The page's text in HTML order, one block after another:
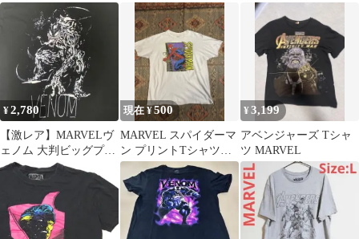
シャツ S
¥2,780
【激レア】MARVELヴ
ェノム 大判ビッグプリ
ント Tシャツ L 黒
現在 ¥500
MARVEL スパイダーマ
ン プリントTシャツ
サイズXL
¥3,199
アベンジャーズ Tシャ
ツ MARVEL